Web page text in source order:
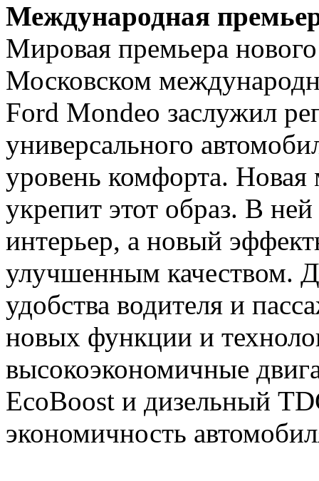
Международная
Мировая премьера
Московском
Ford Mondeo заслужил
универсального
уровень комфорта. Новая
укрепит этот образ. В
интерьер, а новый
улучшенным качеством.
удобства водителя и
новых функции и
высокоэкономичные
EcoBoost и дизельный
экономичность